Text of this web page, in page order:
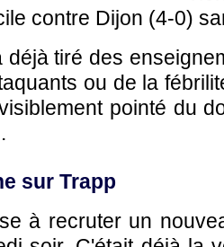
contre Dijon (4-0)
déjà tiré des
ou de la
pointé du
sur Trapp
à recruter un